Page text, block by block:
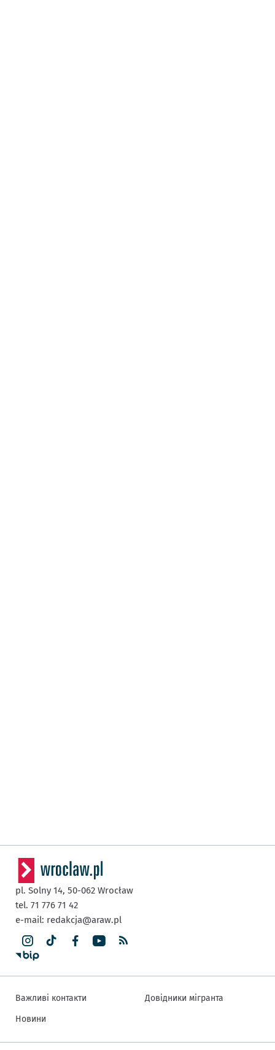
pl. Solny 14, 50-062 Wrocław
tel. 71 776 71 42
e-mail: redakcja@araw.pl
Важливі контакти
Новини
Довідники мігранта